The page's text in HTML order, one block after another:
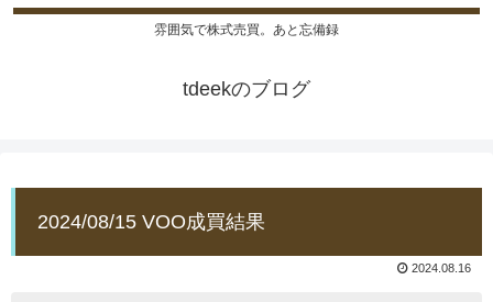
雰囲気で株式売買。あと忘備録
tdeekのブログ
2024/08/15 VOO成買結果
2024.08.16